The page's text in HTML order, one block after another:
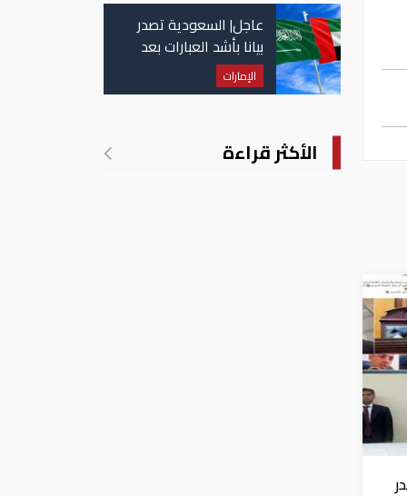
عاجل| السعودية تصدر
بيانا بأشد العبارات بعد
استهداف إيران لناقلة
إماراتية
الإمارات
الأكثر قراءة